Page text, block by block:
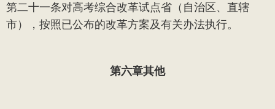
第二十一条对高考综合改革试点省（自治区、直辖
市），按照已公布的改革方案及有关办法执行。
第六章其他